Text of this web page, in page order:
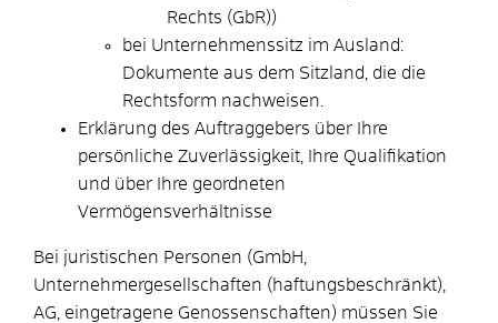
Rechts (GbR))
bei Unternehmenssitz im Ausland:
Dokumente aus dem Sitzland, die die
Rechtsform nachweisen.
Erklärung des Auftraggebers über Ihre
persönliche Zuverlässigkeit, Ihre Qualifikation
und über Ihre geordneten
Vermögensverhältnisse
Bei juristischen Personen (GmbH,
Unternehmergesellschaften (haftungsbeschränkt),
AG, eingetragene Genossenschaften) müssen Sie